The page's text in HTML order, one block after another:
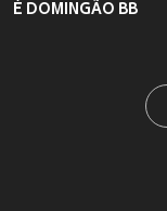
É DOMINGÃO BB